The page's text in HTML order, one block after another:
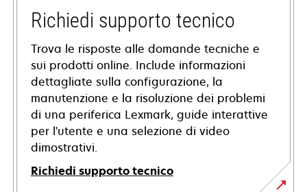
Richiedi supporto tecnico
Trova le risposte alle domande tecniche e
sui prodotti online. Include informazioni
dettagliate sulla configurazione, la
manutenzione e la risoluzione dei problemi
di una periferica Lexmark, guide interattive
per l'utente e una selezione di video
dimostrativi.
Richiedi supporto tecnico